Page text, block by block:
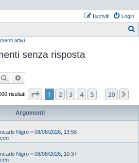
Login
Iscriviti
attivi
senza risposta
Cerca
risultati Pagina di 20
1 2 3 4 5 20
Argomenti
Nigro « 08/08/2026, 13:56
Nigro « 08/08/2026, 10:37